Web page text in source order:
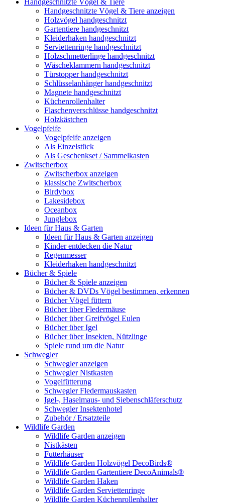
Handgeschnitzte Vögel & Tiere
Handgeschnitzte Vögel & Tiere anzeigen
Holzvögel handgeschnitzt
Gartentiere handgeschnitzt
Kleiderhaken handgeschnitzt
Serviettenringe handgeschnitzt
Holzschmetterlinge handgeschnitzt
Wäscheklammern handgeschnitzt
Türstopper handgeschnitzt
Schlüsselanhänger handgeschnitzt
Magnete handgeschnitzt
Küchenrollenhalter
Flaschenverschlüsse handgeschnitzt
Holzkästchen
Vogelpfeife
Vogelpfeife anzeigen
Als Einzelstück
Als Geschenkset / Sammelkasten
Zwitscherbox
Zwitscherbox anzeigen
klassische Zwitscherbox
Birdybox
Lakesidebox
Oceanbox
Junglebox
Ideen für Haus & Garten
Ideen für Haus & Garten anzeigen
Kinder entdecken die Natur
Regenmesser
Kleiderhaken handgeschnitzt
Bücher & Spiele
Bücher & Spiele anzeigen
Bücher & DVDs Vögel bestimmen, erkennen
Bücher Vögel füttern
Bücher über Fledermäuse
Bücher über Greifvögel Eulen
Bücher über Igel
Bücher über Insekten, Nützlinge
Spiele rund um die Natur
Schwegler
Schwegler anzeigen
Schwegler Nistkasten
Vogelfütterung
Schwegler Fledermauskasten
Igel-, Haselmaus- und Siebenschläferschutz
Schwegler Insektenhotel
Zubehör / Ersatzteile
Wildlife Garden
Wildlife Garden anzeigen
Nistkästen
Futterhäuser
Wildlife Garden Holzvögel DecoBirds®
Wildlife Garden Gartentiere DecoAnimals®
Wildlife Garden Haken
Wildlife Garden Serviettenringe
Wildlife Garden Küchenrollenhalter